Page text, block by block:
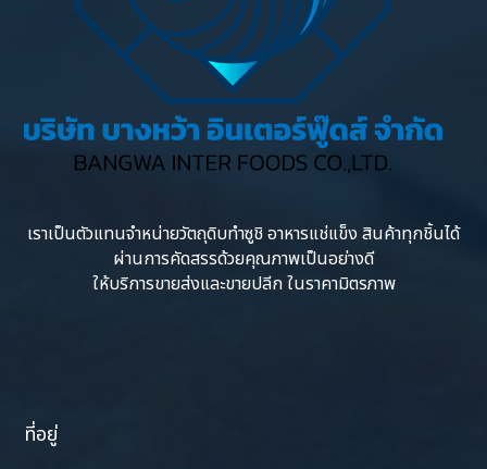
เราเป็นตัวแทนจำหน่ายวัตถุดิบทำซูชิ อาหารแช่แข็ง สินค้าทุกชิ้นได้
ผ่านการคัดสรรด้วยคุณภาพเป็นอย่างดี
ให้บริการขายส่งและขายปลีก ในราคามิตรภาพ
ที่อยู่